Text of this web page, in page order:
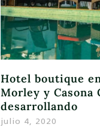
Hotel boutique
Morley y Casona
desarrollando
julio 4, 2020